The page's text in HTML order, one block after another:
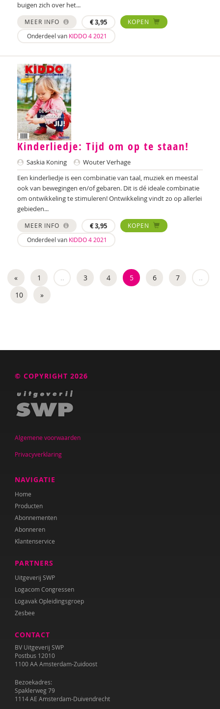
buigen zich over het...
MEER INFO €3,95
KOPEN
Onderdeel van KIDDO 4 2021
Kinderliedje: Tijd om op te staan!
Saskia Koning
Wouter Verhage
Een kinderliedje is een combinatie van taal, muziek en meestal
ook van bewegingen en/of gebaren. Dit is dé ideale combinatie
om ontwikkeling te stimuleren! Ontwikkeling vindt zo op allerlei
gebieden...
MEER INFO €3,95
KOPEN
Onderdeel van KIDDO 4 2021
« 1 .. 3 4 5 6 7
..
10
»
© COPYRIGHT 2026
Algemene voorwaarden
Privacyverklaring
NAVIGATIE
Home
Producten
Abonnementen
Abonneren
Klantenservice
PARTNERS
Uitgeverij SWP
Logacom Congressen
Logavak Opleidingsgroep
Zesbee
CONTACT
BV Uitgeverij SWP
Postbus 12010
1100 AA Amsterdam-Zuidoost
Bezoekadres:
Spaklerweg 79
1114 AE Amsterdam-Duivendrecht